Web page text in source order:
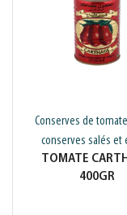
Conserves de
conserves salés et
TOMATE
400GR